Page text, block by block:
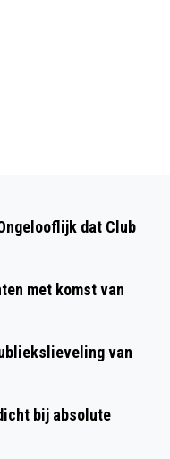
dat Club
met komst van
van
bij absolute